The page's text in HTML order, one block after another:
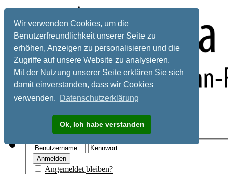
Wir verwenden Cookies, um die
Benutzerfreundlichkeit unserer Seite zu
erhöhen, Anzeigen zu personalisieren und die
Zugriffe auf unsere Website zu analysieren.
Mit der Nutzung unserer Seite erklären Sie sich
damit einverstanden, dass wir Cookies
verwenden. Datenschutzerklärung
Ok, Ich habe verstanden
Registrieren
Angemeldet bleiben?